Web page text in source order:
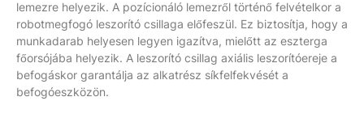
lemezre helyezik. A pozícionáló lemezről történő felvételkor a
robotmegfogó leszorító csillaga előfeszül. Ez biztosítja, hogy a
munkadarab helyesen legyen igazítva, mielőtt az eszterga
főorsójába helyezik. A leszorító csillag axiális leszorítóereje a
befogáskor garantálja az alkatrész síkfelfekvését a
befogóeszközön.